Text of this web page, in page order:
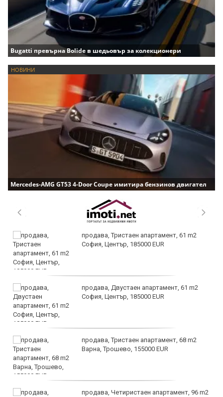
Bugatti превърна Bolide в шедьовър за колекционери
НОВИНИ
Mercedes-AMG GT53 4-Door Coupe имитира бензинов двигател
продава, Тристаен апартамент, 61 m2
София, Център, 185000 EUR
продава, Двустаен апартамент, 61 m2
София, Център, 185000 EUR
продава, Тристаен апартамент, 68 m2
Варна, Трошево, 155000 EUR
продава, Четиристаен апартамент, 96 m2